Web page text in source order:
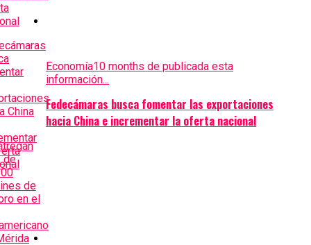
Economía10 months de publicada esta
información...
Fedecámaras busca fomentar las exportaciones
hacia China e incrementar la oferta nacional